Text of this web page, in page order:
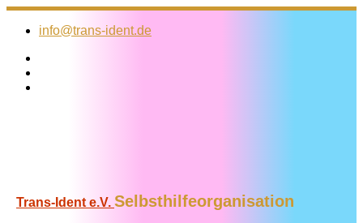
Zum
Inhalt
info@trans-ident.de
Trans-Ident e.V. Selbsthilfeorganisation